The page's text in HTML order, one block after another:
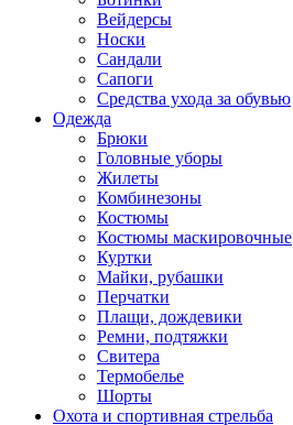
Вейдерсы
Носки
Сандали
Сапоги
Средства ухода за обувью
Одежда
Брюки
Головные уборы
Жилеты
Комбинезоны
Костюмы
Костюмы маскировочные
Куртки
Майки, рубашки
Перчатки
Плащи, дождевики
Ремни, подтяжки
Свитера
Термобелье
Шорты
Охота и спортивная стрельба